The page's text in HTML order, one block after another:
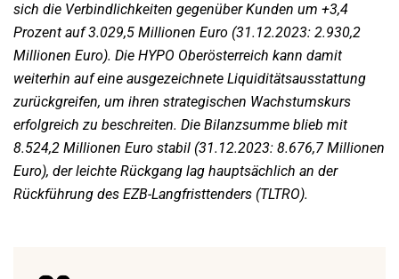
sich die Verbindlichkeiten gegenüber Kunden um +3,4
Prozent auf 3.029,5 Millionen Euro (31.12.2023: 2.930,2
Millionen Euro). Die HYPO Oberösterreich kann damit
weiterhin auf eine ausgezeichnete Liquiditätsausstattung
zurückgreifen, um ihren strategischen Wachstumskurs
erfolgreich zu beschreiten. Die Bilanzsumme blieb mit
8.524,2 Millionen Euro stabil (31.12.2023: 8.676,7 Millionen
Euro), der leichte Rückgang lag hauptsächlich an der
Rückführung des EZB-Langfristtenders (TLTRO).